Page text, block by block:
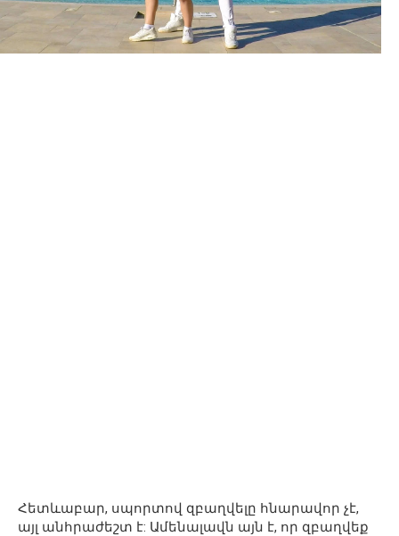
Հետևաբար, սպորտով զբաղվելը հնարավոր չէ,
այլ անհրաժեշտ է: Ամենալավն այն է, որ զբաղվեք